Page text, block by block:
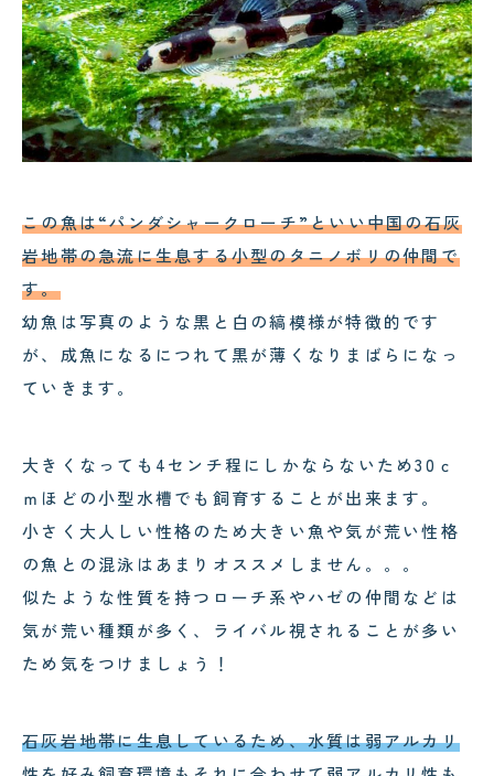
2026.08.04
サンゴが白くなる「白化現象」と
は？原因と対策をわかりやすく解
2026.08.03
可児市のクリニック様へ水槽メン
テナンス｜美しい水景を支える定
この魚は“パンダシャークローチ”といい中国の石灰
岩地帯の急流に生息する小型のタニノボリの仲間で
す。
幼魚は写真のような黒と白の縞模様が特徴的です
が、成魚になるにつれて黒が薄くなりまばらになっ
ていきます。
大きくなっても4センチ程にしかならないため30ｃ
ｍほどの小型水槽でも飼育することが出来ます。
小さく大人しい性格のため大きい魚や気が荒い性格
の魚との混泳はあまりオススメしません。。。
似たような性質を持つローチ系やハゼの仲間などは
気が荒い種類が多く、ライバル視されることが多い
ため気をつけましょう！
石灰岩地帯に生息しているため、水質は弱アルカリ